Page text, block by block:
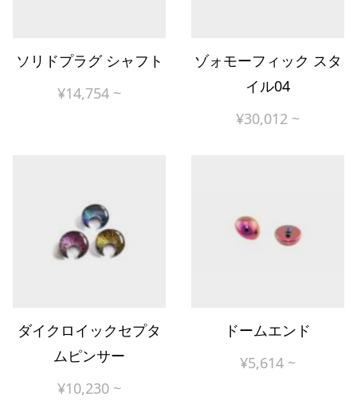
ソリドプラグ シャフト
¥14,754 ~
ゾォモーフィック スタ
イル04
¥30,012 ~
ダイクロイックセプタ
ムピンサー
¥10,230 ~
ドームエンド
¥5,614 ~